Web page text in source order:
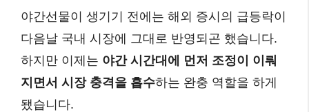
야간선물이 생기기 전에는 해외 증시의 급등락이
다음날 국내 시장에 그대로 반영되곤 했습니다.
하지만 이제는 야간 시간대에 먼저 조정이 이뤄
지면서 시장 충격을 흡수하는 완충 역할을 하게
됐습니다.